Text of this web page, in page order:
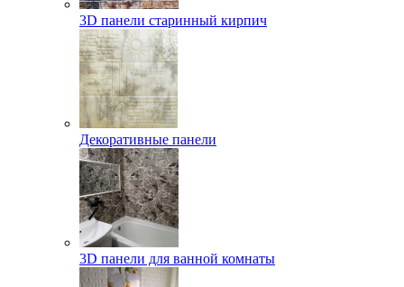
3D панели старинный кирпич
Декоративные панели
3D панели для ванной комнаты